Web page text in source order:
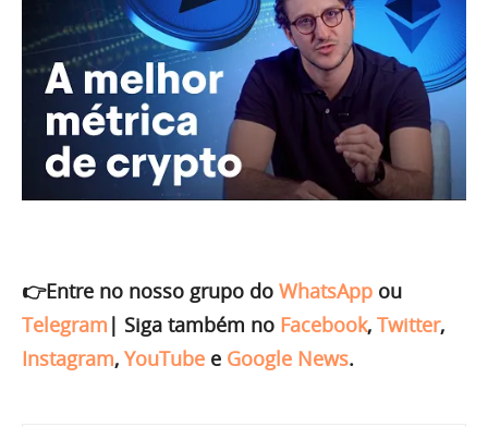
👉Entre no nosso grupo do WhatsApp ou
Telegram | Siga também no Facebook, Twitter,
Instagram, YouTube e Google News.